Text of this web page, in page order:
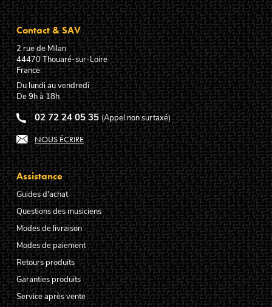
Contact & SAV
2 rue de Milan
44470Thouaré-sur-Loire
France
Du lundi au vendredi
De 9h à 18h
02 72 24 05 35 (Appel non surtaxé)
NOUS ÉCRIRE
Assistance
Guides d'achat
Questions des musiciens
Modes de livraison
Modes de paiement
Retours produits
Garanties produits
Service après vente